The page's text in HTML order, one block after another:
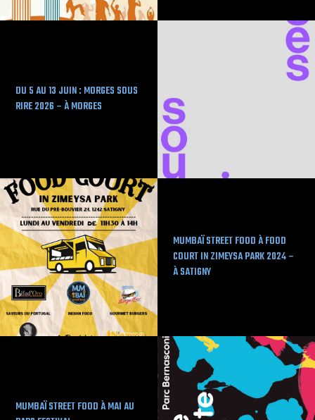
DU 5 AU 13 JUIN : MORGES SOUS
RIRE 2026 – À MORGES
MUMBAÏ STREET FOOD À FOOD
COURT IN ZIMEYSA PARK 2024 –
À SATIGNY
MUMBAÏ STREET FOOD À MAI AU